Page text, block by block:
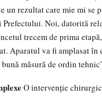
un rezultat care mie mi se
Noi, datorită
trecem de prima
Aparatul va fi amplasat
măsură de ordin
O intervenţie